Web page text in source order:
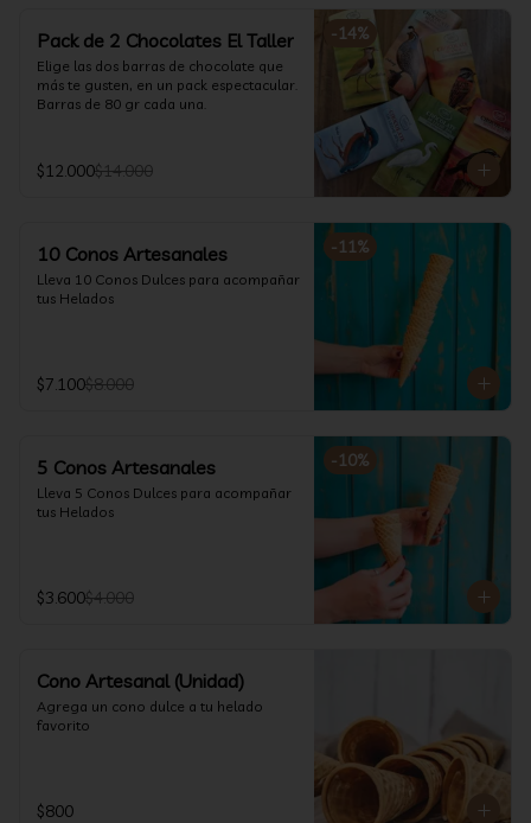
-14%
Pack de 2 Chocolates El Taller
Elige las dos barras de chocolate que
más te gusten, en un pack espectacular.
Barras de 80 gr cada una.
$12.000$14.000
-11%
10 Conos Artesanales
Lleva 10 Conos Dulces para acompañar
tus Helados
$7.100$8.000
-10%
5 Conos Artesanales
Lleva 5 Conos Dulces para acompañar
tus Helados
$3.600$4.000
Cono Artesanal (Unidad)
Agrega un cono dulce a tu helado
favorito
$800